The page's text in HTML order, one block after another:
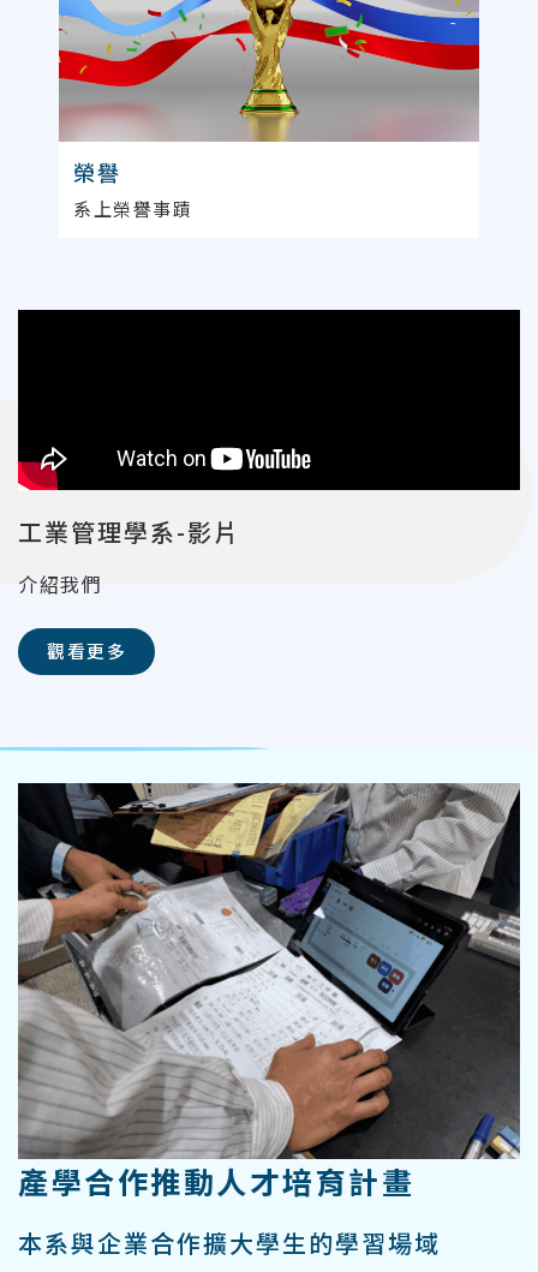
榮譽
系上榮譽事蹟
工業管理學系-影片
介紹我們
觀看更多
產學合作推動人才培育計畫
本系與企業合作擴大學生的學習場域